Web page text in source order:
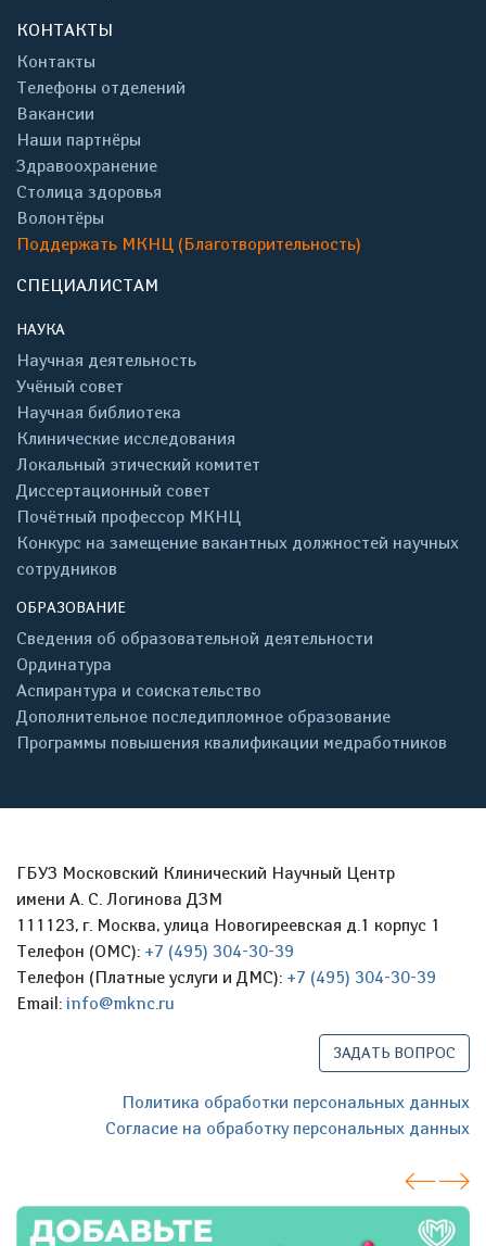
КОНТАКТЫ
Контакты
Телефоны отделений
Вакансии
Наши партнёры
Здравоохранение
Столица здоровья
Волонтёры
Поддержать МКНЦ (Благотворительность)
СПЕЦИАЛИСТАМ
НАУКА
Научная деятельность
Учёный совет
Научная библиотека
Клинические исследования
Локальный этический комитет
Диссертационный совет
Почётный профессор МКНЦ
Конкурс на замещение вакантных должностей научных
сотрудников
ОБРАЗОВАНИЕ
Сведения об образовательной деятельности
Ординатура
Аспирантура и соискательство
Дополнительное последипломное образование
Программы повышения квалификации медработников
ГБУЗ Московский Клинический Научный Центр
имени А. С. Логинова ДЗМ
111123, г. Москва, улица Новогиреевская д.1 корпус 1
Телефон (ОМС): +7 (495) 304-30-39
Телефон (Платные услуги и ДМС): +7 (495) 304-30-39
Email: info@mknc.ru
ЗАДАТЬ ВОПРОС
Политика обработки персональных данных
Согласие на обработку персональных данных